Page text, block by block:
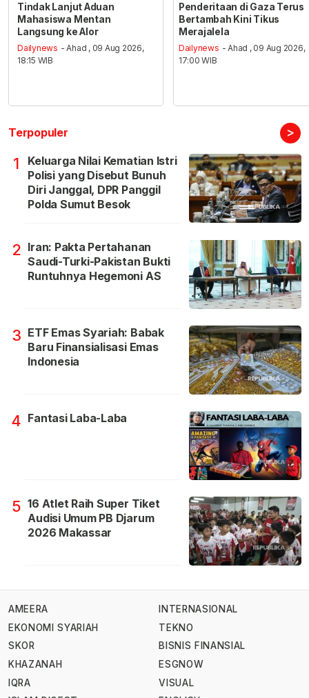
Tindak Lanjut Aduan
Mahasiswa Mentan
Langsung ke Alor
Dailynews - Ahad , 09 Aug 2026,
18:15 WIB
Penderitaan di Gaza Terus
Bertambah Kini Tikus
Merajalela
Dailynews - Ahad , 09 Aug 2026,
17:00 WIB
Terpopuler >
1
Keluarga Nilai Kematian Istri
Polisi yang Disebut Bunuh
Diri Janggal, DPR Panggil
Polda Sumut Besok
2 Iran: Pakta Pertahanan
Saudi-Turki-Pakistan Bukti
Runtuhnya Hegemoni AS
3 ETF Emas Syariah: Babak
Baru Finansialisasi Emas
Indonesia
4 Fantasi Laba-Laba
5 16 Atlet Raih Super Tiket
Audisi Umum PB Djarum
2026 Makassar
AMEERA
EKONOMI SYARIAH
SKOR
KHAZANAH
IQRA
INTERNASIONAL
TEKNO
BISNIS FINANSIAL
ESGNOW
VISUAL